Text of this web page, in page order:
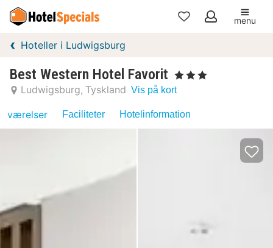
Mine
menu
Hoteller i Ludwigsburg
Best Western Hotel Favorit , 3 Stjerner
Ludwigsburg Tyskland Vis på kort
værelser Faciliteter Hotelinformation